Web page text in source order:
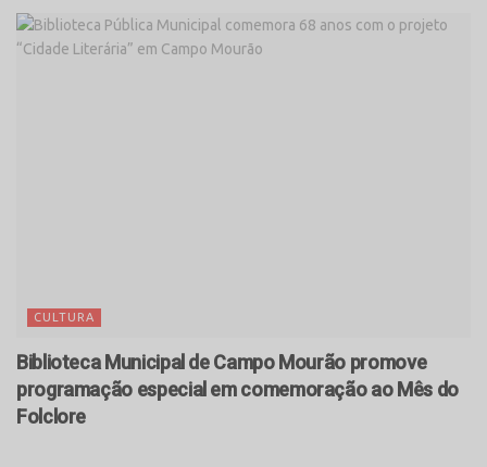
CULTURA
Biblioteca Municipal de Campo Mourão promove
programação especial em comemoração ao Mês do
Folclore